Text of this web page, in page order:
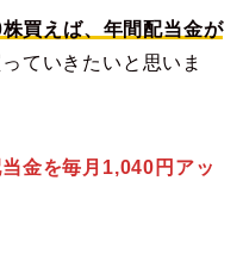
買えば、年間配当金が
ていきたいと思いま
金を毎月1,040円アッ